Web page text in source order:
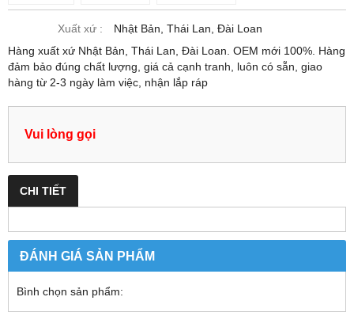
Xuất xứ :
Nhật Bản, Thái Lan, Đài Loan
Hàng xuất xứ Nhật Bản, Thái Lan, Đài Loan. OEM mới 100%. Hàng
đảm bảo đúng chất lượng, giá cả cạnh tranh, luôn có sẵn, giao
hàng từ 2-3 ngày làm việc, nhận lắp ráp
Vui lòng gọi
CHI TIẾT
ĐÁNH GIÁ SẢN PHẨM
Bình chọn sản phẩm: